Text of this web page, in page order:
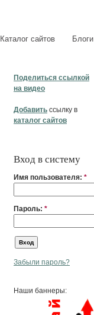
Каталог сайтов Блоги
Поделиться ссылкой
на видео
Добавить ссылку в
каталог сайтов
Вход в систему
Имя пользователя: *
Пароль: *
Забыли пароль?
Наши баннеры: